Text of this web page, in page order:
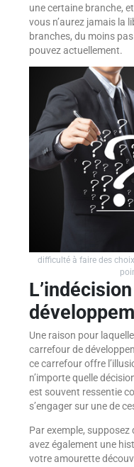
une certaine branche,
vous n’aurez jamais la
branches, du moins
pouvez actuellement.
difficulté à faire des
Une raison pour
carrefour de
ce carrefour offre
n’importe quelle
est souvent ressentie
s’engager sur une de
Par exemple,
avez également une
votre amourette